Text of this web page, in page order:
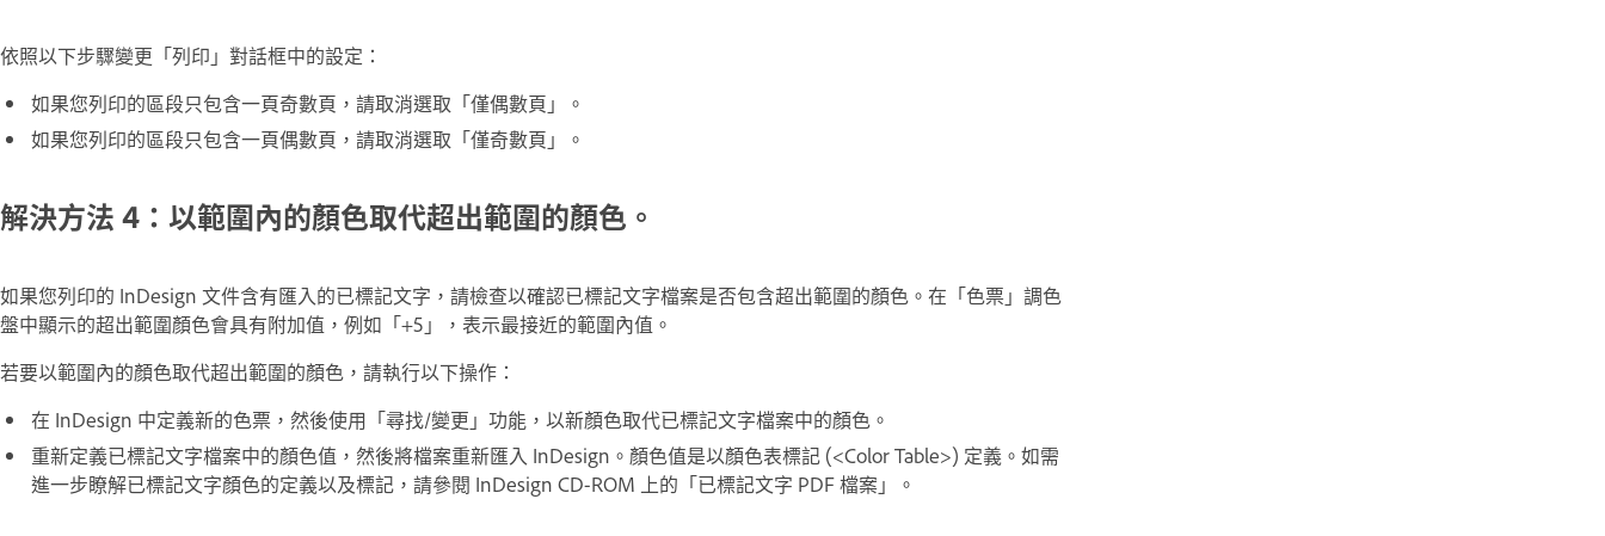
依照以下步驟變更「列印」對話框中的設定：
如果您列印的區段只包含一頁奇數頁，請取消選取「僅偶數頁」。
如果您列印的區段只包含一頁偶數頁，請取消選取「僅奇數頁」。
解決方法 4：以範圍內的顏色取代超出範圍的顏色。
如果您列印的 InDesign 文件含有匯入的已標記文字，請檢查以確認已標記文字檔案是否包含超出範圍的顏色。在「色票」調色
盤中顯示的超出範圍顏色會具有附加值，例如「+5」，表示最接近的範圍內值。
若要以範圍內的顏色取代超出範圍的顏色，請執行以下操作：
在 InDesign 中定義新的色票，然後使用「尋找/變更」功能，以新顏色取代已標記文字檔案中的顏色。
重新定義已標記文字檔案中的顏色值，然後將檔案重新匯入 InDesign。顏色值是以顏色表標記 (<Color Table>) 定義。如需
進一步瞭解已標記文字顏色的定義以及標記，請參閱 InDesign CD-ROM 上的「已標記文字 PDF 檔案」。